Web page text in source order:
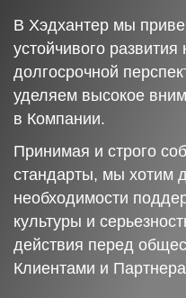
В Хэдхантер мы
устойчивого
долгосрочной
уделяем высокое
в Компании.
Принимая и строго
стандарты, мы хотим
необходимости
культуры и
действия перед
Клиентами и